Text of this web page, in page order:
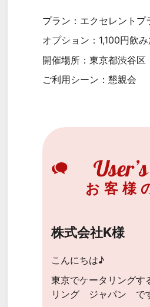
プラン：エクセレントプ
オプション：1,100円飲
開催場所：東京都渋谷区
ご利用シーン：懇親会
お客様
株式会社K様
こんにちは♪
東京でケータリング
リング ジャパン で